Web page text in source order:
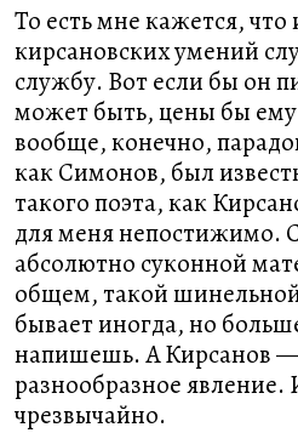
То есть мне кажется,
кирсановских умений
службу. Вот если бы он
может быть, цены бы
вообще, конечно,
как Симонов, был
такого поэта, как
для меня непостижимо.
абсолютно суконной
общем, такой
бывает иногда, но
напишешь. А Кирсанов —
разнообразное явление.
чрезвычайно.